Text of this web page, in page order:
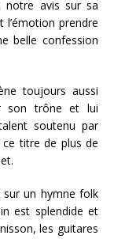
notre avis sur sa
prendre
belle confession
toujours aussi
son trône et lui
soutenu par
ce titre de plus de
sur un hymne folk
est splendide et
les guitares